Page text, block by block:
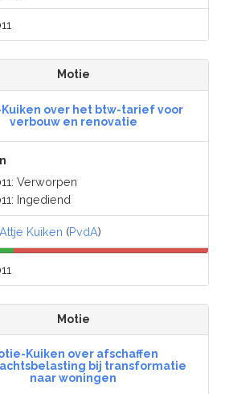
Motie
Kuiken over het btw-tarief voor
verbouw en renovatie
Verworpen
Ingediend
Attje Kuiken (PvdA)
Motie
Kuiken over afschaffen
bij transformatie
naar woningen